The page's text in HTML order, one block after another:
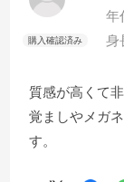
年
身
質感が高くて
覚ましやメガ
す。